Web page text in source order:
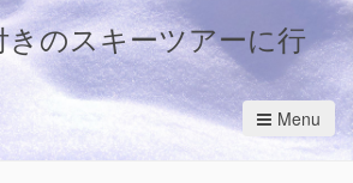
のスキーツアーに行
Menu